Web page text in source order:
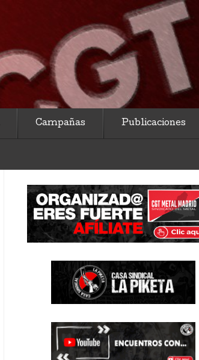
Campañas Publicaciones